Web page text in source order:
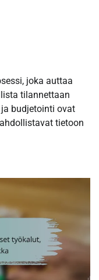
joka auttaa
tilannettaan
budjetointi ovat
tietoon